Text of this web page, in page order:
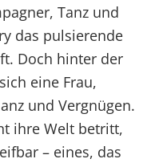
Tanz und
das pulsierende
Doch hinter der
eine Frau,
und Vergnügen.
ihre Welt betritt,
– eines, das